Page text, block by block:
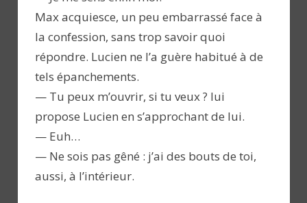
Max acquiesce, un peu embarrassé face à
la confession, sans trop savoir quoi
répondre. Lucien ne l’a guère habitué à de
tels épanchements.
— Tu peux m’ouvrir, si tu veux ? lui
propose Lucien en s’approchant de lui.
— Euh…
— Ne sois pas gêné : j’ai des bouts de toi,
aussi, à l’intérieur.